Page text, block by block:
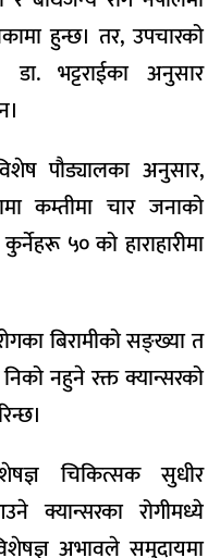
हुन्छ। तर, उपचारको
भट्टराईका अनुसार
पौड्यालका अनुसार,
कम्तीमा चार जनाको
५० को हाराहारीमा
बिरामीको सङ्ख्या त
नहुने रक्त क्यान्सरको
चिकित्सक सुधीर
क्यान्सरका रोगीमध्ये
अभावले समुदायमा